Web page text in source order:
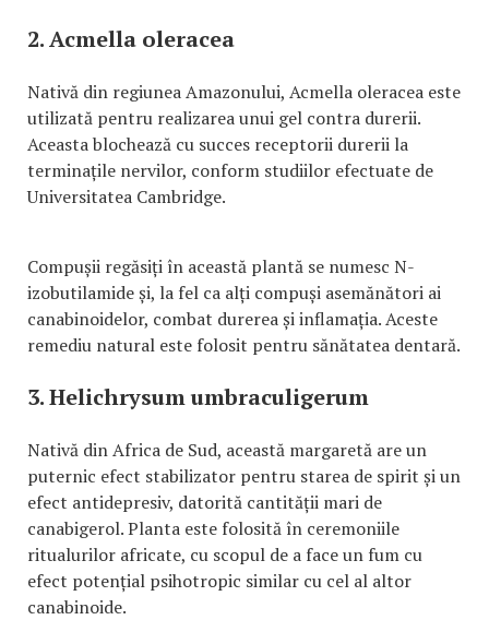
2. Acmella oleracea
Nativă din regiunea Amazonului, Acmella oleracea este
utilizată pentru realizarea unui gel contra durerii.
Aceasta blochează cu succes receptorii durerii la
terminațile nervilor, conform studiilor efectuate de
Universitatea Cambridge.
Compușii regăsiți în această plantă se numesc N-
izobutilamide și, la fel ca alți compuși asemănători ai
canabinoidelor, combat durerea și inflamația. Aceste
remediu natural este folosit pentru sănătatea dentară.
3. Helichrysum umbraculigerum
Nativă din Africa de Sud, această margaretă are un
puternic efect stabilizator pentru starea de spirit și un
efect antidepresiv, datorită cantității mari de
canabigerol. Planta este folosită în ceremoniile
ritualurilor africate, cu scopul de a face un fum cu
efect potențial psihotropic similar cu cel al altor
canabinoide.